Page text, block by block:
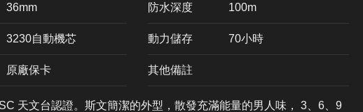
36mm 防水深度 100m
​3230自動機芯 動力儲存 70小時
原廠保卡 其他備註
天文台認證。斯文簡潔的外型，散發充滿能量的男人味， 3、6、9